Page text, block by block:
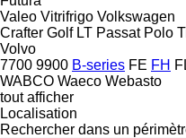
Valeo Vitrifrigo Volkswagen
Crafter Golf LT Passat Polo
Volvo
7700 9900 B-series FE FH
WABCO Waeco Webasto
tout afficher
Localisation
Rechercher dans un